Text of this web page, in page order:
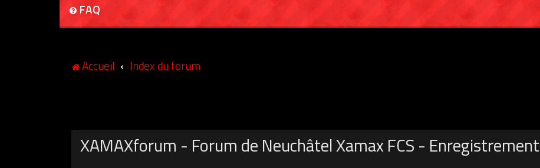
FAQ
Accueil Index du forum
XAMAXforum - Forum de Neuchâtel Xamax FCS - Enregistrement